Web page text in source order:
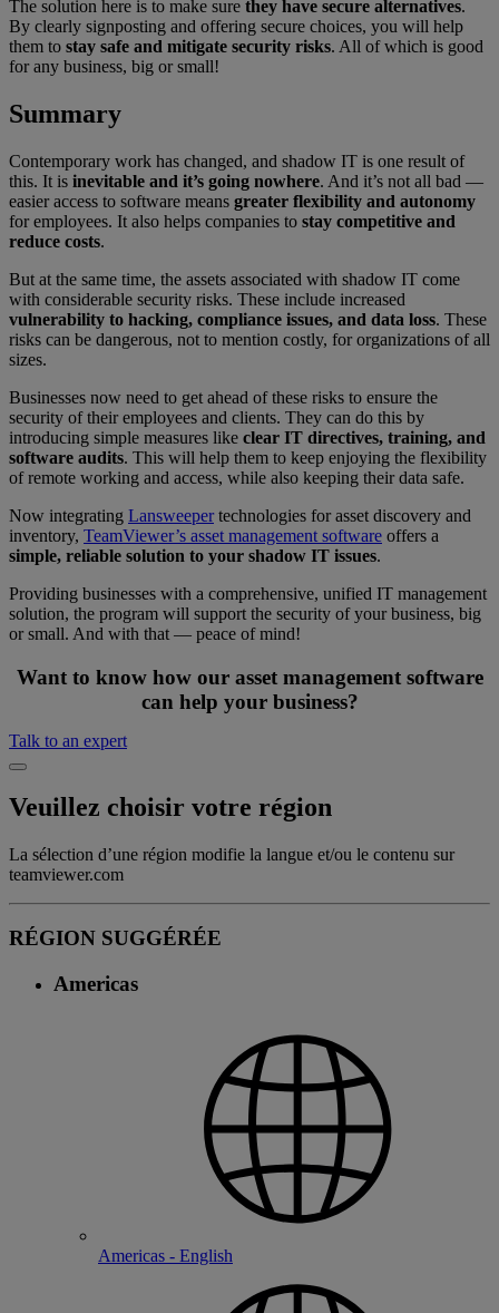
The solution here is to make sure they have secure alternatives.
By clearly signposting and offering secure choices, you will help
them to stay safe and mitigate security risks. All of which is good
for any business, big or small!
Summary
Contemporary work has changed, and shadow IT is one result of
this. It is inevitable and it’s going nowhere. And it’s not all bad —
easier access to software means greater flexibility and autonomy
for employees. It also helps companies to stay competitive and
reduce costs.
But at the same time, the assets associated with shadow IT come
with considerable security risks. These include increased
vulnerability to hacking, compliance issues, and data loss. These
risks can be dangerous, not to mention costly, for organizations of all
sizes.
Businesses now need to get ahead of these risks to ensure the
security of their employees and clients. They can do this by
introducing simple measures like clear IT directives, training, and
software audits. This will help them to keep enjoying the flexibility
of remote working and access, while also keeping their data safe.
Now integrating Lansweepertechnologies for asset discovery and
inventory, TeamViewer’s asset management software offers a
simple, reliable solution to your shadow IT issues.
Providing businesses with a comprehensive, unified IT management
solution, the program will support the security of your business, big
or small. And with that — peace of mind!
Want to know how our asset management software
can help your business?
Talk to an expert
Veuillez choisir votre région
La sélection d’une région modifie la langue et/ou le contenu sur
teamviewer.com
RÉGION SUGGÉRÉE
Americas
Americas - English